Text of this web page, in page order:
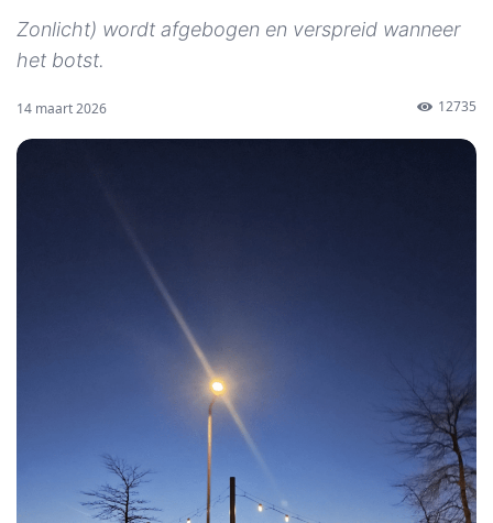
Zonlicht) wordt afgebogen en verspreid wanneer
het botst.
14 maart 2026 12735